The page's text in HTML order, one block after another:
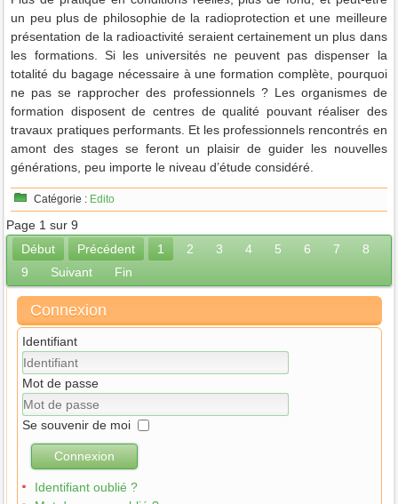
un peu plus de philosophie de la radioprotection et une meilleure
présentation de la radioactivité seraient certainement un plus dans
les formations. Si les universités ne peuvent pas dispenser la
totalité du bagage nécessaire à une formation complète, pourquoi
ne pas se rapprocher des professionnels ? Les organismes de
formation disposent de centres de qualité pouvant réaliser des
travaux pratiques performants. Et les professionnels rencontrés en
amont des stages se feront un plaisir de guider les nouvelles
générations, peu importe le niveau d’étude considéré.
Catégorie : Edito
Page 1 sur 9
Début
Précédent 1 2 3 4 5 6 7
8
9
Suivant Fin
Connexion
Identifiant
Mot de passe
Se souvenir de moi
Connexion
Identifiant oublié ?